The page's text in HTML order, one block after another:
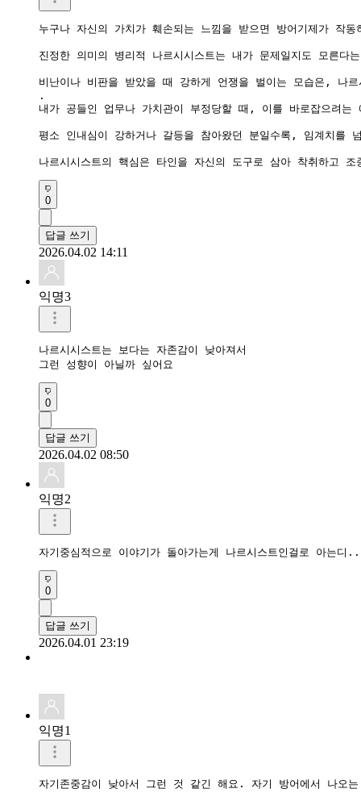
누구나 자신의 가치가 훼손되는 느낌을 받으면 방어기제가 작
진정한 의미의 병리적 나르시시스트는 내가 문제일지도 모른
비난이나 비판을 받았을 때 강하게 언쟁을 벌이는 모습은, 나
.
내가 공들인 업무나 가치관이 부정당할 때, 이를 바로잡으려
평소 인내심이 강하거나 갈등을 참아왔던 분일수록, 임계치를
나르시시스트의 핵심은 타인을 자신의 도구로 삼아 착취하고
0
답글 쓰기
2026.04.02 14:11
익명3
나르시시스트는 보다는 자존감이 낮아져서
그런 성향이 아닐까 싶어요
0
답글 쓰기
2026.04.02 08:50
익명2
자기중심적으로 이야기가 돌아가는게 나르시스트인걸로 아는
0
답글 쓰기
2026.04.01 23:19
익명1
자기존중감이 낮아서 그런 것 같긴 해요. 자기 방어에서 나오